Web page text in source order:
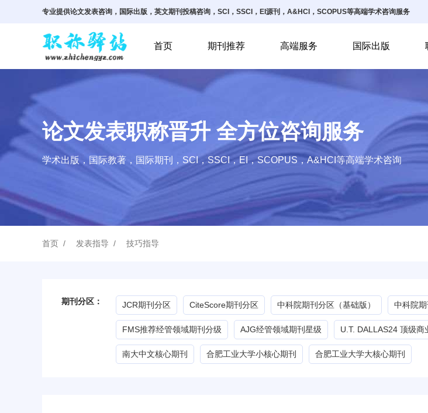
专业提供论文发表咨询，国际出版，英文期刊投稿咨询，SCI，SSCI，EI源刊，A&HCI，SCOPUS等高端学术咨询服务
首页 期刊推荐 高端服务 国际出版
论文发表职称晋升 全方位咨询服务
学术出版，国际教著，国际期刊，SCI，SSCI，EI，SCOPUS，A&HCI等高端学术咨询
首页 发表指导 技巧指导
期刊分区： JCR期刊分区 CiteScore期刊分区 中科院期刊分区（基础版） 中科院期
FMS推荐经管领域期刊分级 AJG经管领域期刊星级 U.T. DALLAS24 顶级商
南大中文核心期刊 合肥工业大学小核心期刊 合肥工业大学大核心期刊